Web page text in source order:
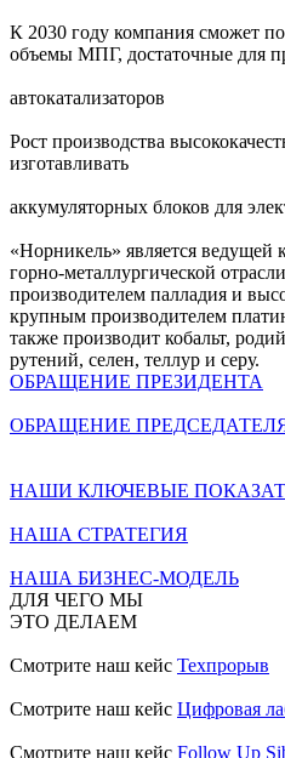
К 2030 году компания сможет
объемы МПГ, достаточные для
автокатализаторов
Рост производства
изготавливать
аккумуляторных блоков для
«Норникель» является ведущей
горно-металлургической
производителем палладия и
крупным производителем
также производит кобальт,
рутений, селен, теллур и серу.
ОБРАЩЕНИЕ ПРЕЗИДЕНТА
ОБРАЩЕНИЕ
НАШИ КЛЮЧЕВЫЕ
НАША СТРАТЕГИЯ
НАША БИЗНЕС-МОДЕЛЬ
ДЛЯ ЧЕГО МЫ
ЭТО ДЕЛАЕМ
Смотрите наш кейс Техпрорыв
Смотрите наш кейс Цифровая
Смотрите наш кейс Follow Up